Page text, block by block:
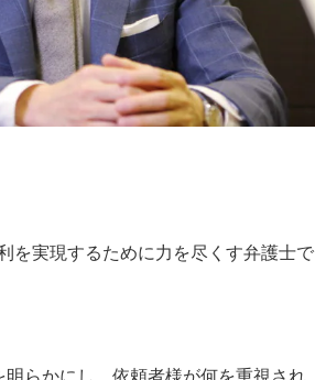
を実現するために力を尽くす弁護士で